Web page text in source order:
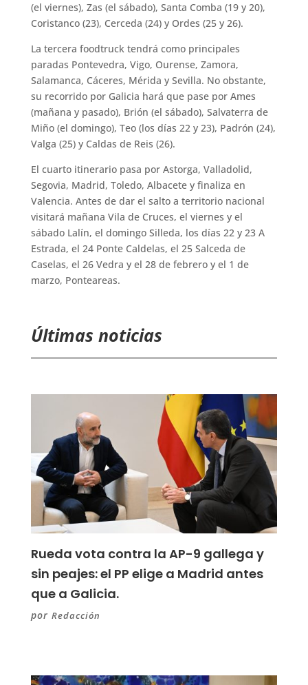
(el viernes), Zas (el sábado), Santa Comba (19 y 20),
Coristanco (23), Cerceda (24) y Ordes (25 y 26).
La tercera foodtruck tendrá como principales
paradas Pontevedra, Vigo, Ourense, Zamora,
Salamanca, Cáceres, Mérida y Sevilla. No obstante,
su recorrido por Galicia hará que pase por Ames
(mañana y pasado), Brión (el sábado), Salvaterra de
Miño (el domingo), Teo (los días 22 y 23), Padrón (24),
Valga (25) y Caldas de Reis (26).
El cuarto itinerario pasa por Astorga, Valladolid,
Segovia, Madrid, Toledo, Albacete y finaliza en
Valencia. Antes de dar el salto a territorio nacional
visitará mañana Vila de Cruces, el viernes y el
sábado Lalín, el domingo Silleda, los días 22 y 23 A
Estrada, el 24 Ponte Caldelas, el 25 Salceda de
Caselas, el 26 Vedra y el 28 de febrero y el 1 de
marzo, Ponteareas.
Últimas noticias
Rueda vota contra la AP-9 gallega y
sin peajes: el PP elige a Madrid antes
que a Galicia.
por Redacción